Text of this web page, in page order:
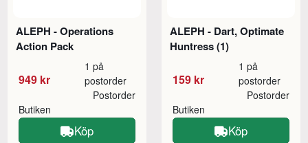
ALEPH - Operations
Action Pack
949 kr
1 på
postorder
Butiken
Postorder
Köp
ALEPH - Dart, Optimate
Huntress (1)
159 kr
1 på
postorder
Butiken
Postorder
Köp